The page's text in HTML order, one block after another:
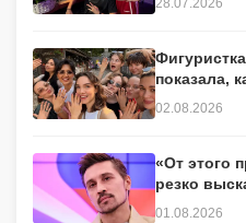
28.07.2026
показала,
02.08.2026
«От этого
резко
01.08.2026